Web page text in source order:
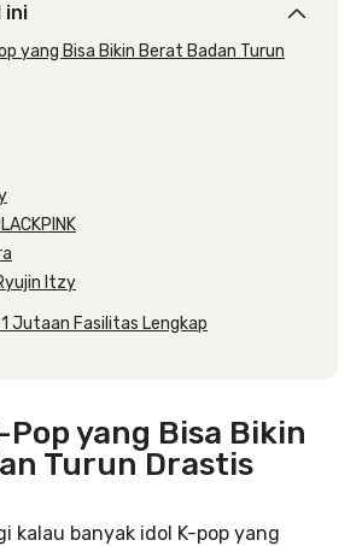
ini
yang Bisa Bikin Berat Badan Turun
Itzy
Jutaan Fasilitas Lengkap
Pop yang Bisa Bikin
Turun Drastis
kalau banyak idol K-pop yang